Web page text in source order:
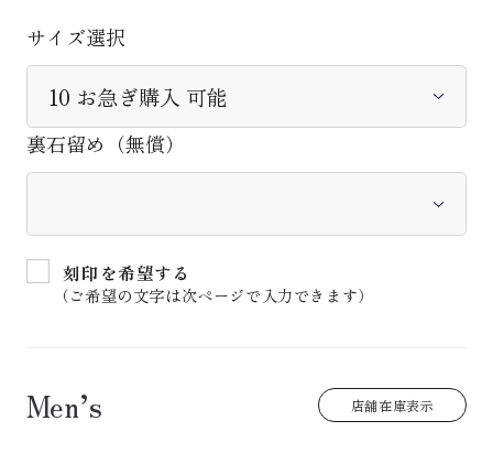
サイズ選択
裏石留め（無償）
刻印を希望する
（ご希望の文字は次ページで入力できます）
Men’s 店舗在庫表示